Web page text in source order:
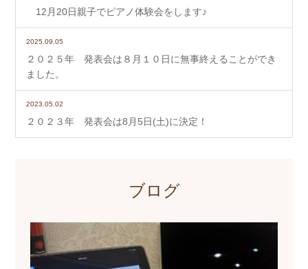
12月20日親子でピアノ体験会をします♪
2025.09.05
２０２５年 発表会は８月１０日に無事終えることができ
ました。
2023.05.02
２０２３年 発表会は8月5日(土)に決定！
ブログ